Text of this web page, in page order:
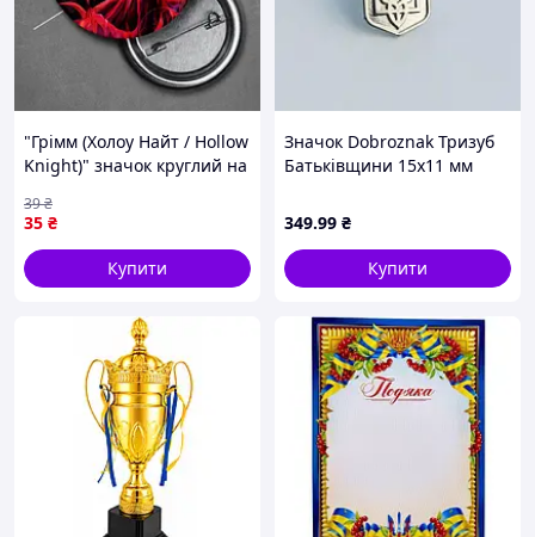
"Грімм (Холоу Найт / Hollow
Knight)" значок круглий на
35 ₴
39₴
Купити
Значок Dobroznak Тризуб
Батьківщини 15х11 мм
349.99 ₴
Купити